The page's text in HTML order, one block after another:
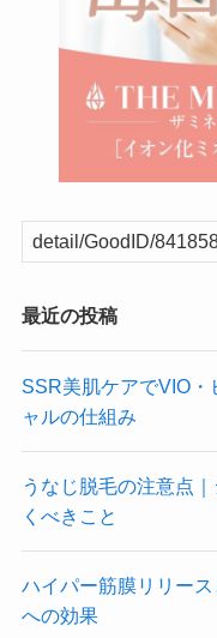
最近の投稿
SSR美肌ケアでVIO
ャルの仕組み
うなじ脱毛の注意点
くべきこと
ハイパー筋膜リリー
への効果